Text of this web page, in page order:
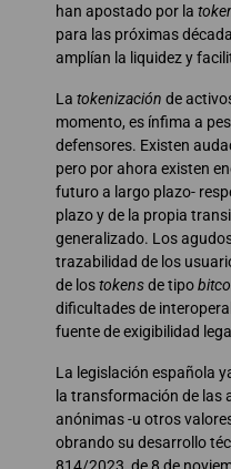
han apostado por la
para las próximas
amplían la liquidez y
La tokenización de
momento, es ínfima a
defensores. Existen
pero por ahora existen
futuro a largo plazo-
plazo y de la propia
generalizado. Los
trazabilidad de los
de lostokensde tipo
dificultades de
fuente de exigibilidad
La legislación española
la transformación de las
anónimas -u otros
obrando su desarrollo